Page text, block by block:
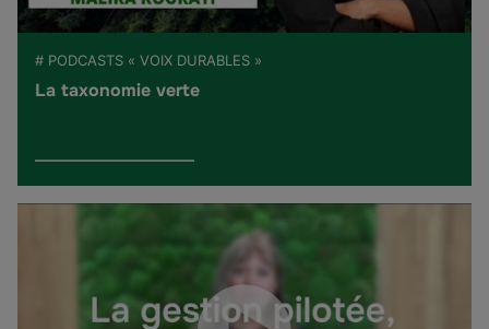
# PODCASTS « VOIX DURABLES »
La taxonomie verte